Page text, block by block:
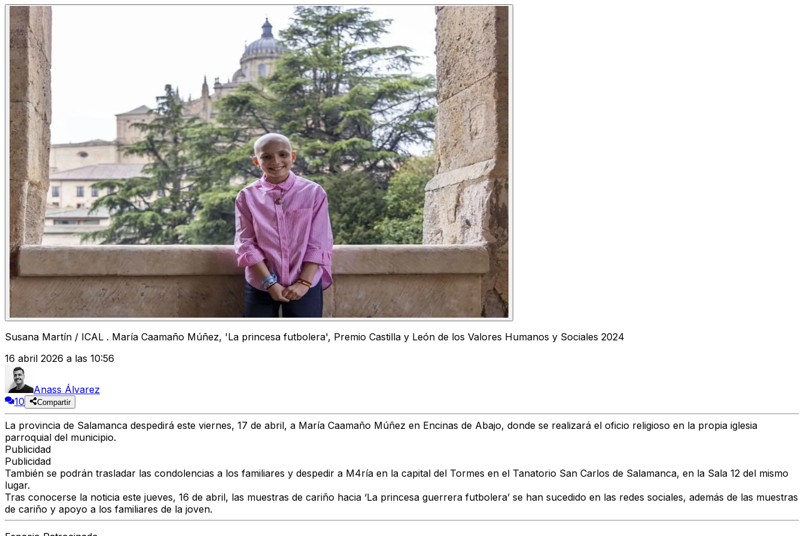
Susana Martín / ICAL . María Caamaño Múñez, 'La princesa futbolera', Premio Castilla y León de los Valores Humanos y Sociales 2024
16 abril 2026 a las 10:56
Anass Álvarez
10
Compartir
La provincia de Salamanca despedirá este viernes, 17 de abril, a María Caamaño Múñez en Encinas de Abajo, donde se realizará el oficio religioso en la propia iglesia
parroquial del municipio.
Publicidad
Publicidad
También se podrán trasladar las condolencias a los familiares y despedir a M4ría en la capital del Tormes en el Tanatorio San Carlos de Salamanca, en la Sala 12 del mismo
lugar.
Tras conocerse la noticia este jueves, 16 de abril, las muestras de cariño hacia ‘La princesa guerrera futbolera’ se han sucedido en las redes sociales, además de las muestras
de cariño y apoyo a los familiares de la joven.